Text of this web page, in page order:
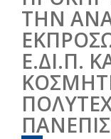
ΤΗΝ
Ε.ΔΙ.Π.